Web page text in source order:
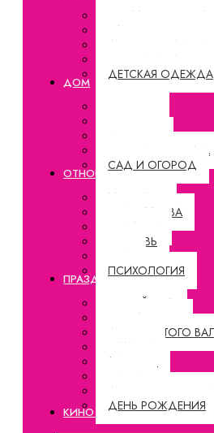
БЕРЕМЕННОСТЬ И
ЗДОРОВЬЕ РЕБЕНКА
ДЕТСКОЕ ПИТАНИЕ
ВОСПИТАНИЕ
ДЕТСКАЯ ОДЕЖДА
ДОМ
ИНТЕРЬЕР
БЫТОВАЯ ТЕХНИКА
САД И ОГОРОД
ОТНОШЕНИЯ
МУЖЧИНЫ
ЗНАКОМСТВА
СВАДЬБА
ЛЮБОВЬ
БРАК
ПСИХОЛОГИЯ
ПРАЗДНИКИ
НОВЫЙ ГОД
РОЖДЕСТВО
ДЕНЬ СВЯТОГО
8 МАРТА
1 АПРЕЛЯ
ПАСХА
ДЕНЬ СВЯТОГО
ДЕНЬ РОЖДЕНИЯ
КИНО И СЕРИАЛЫ